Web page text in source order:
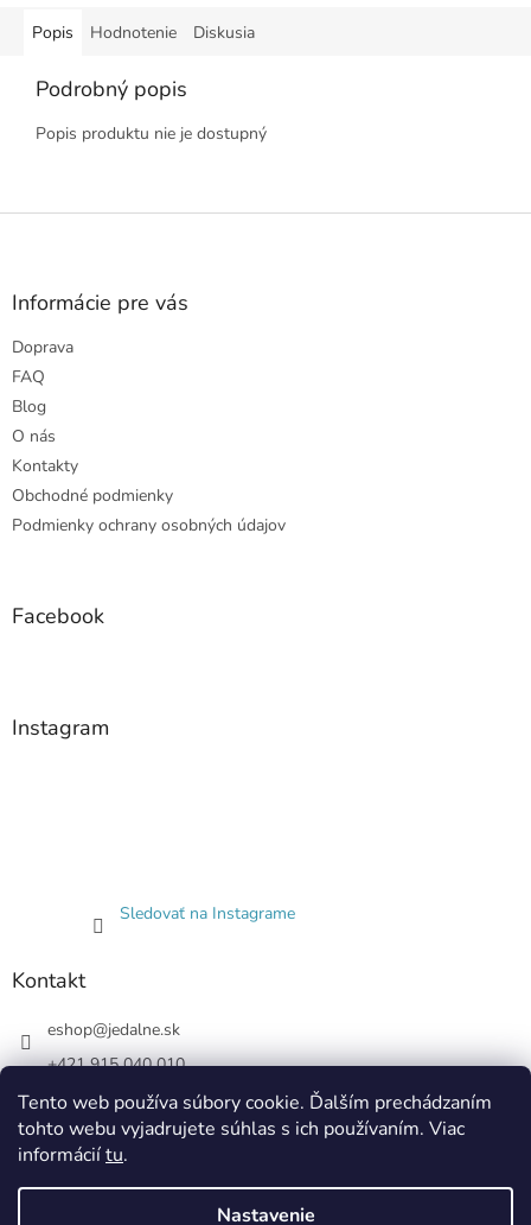
Tento web používa súbory cookie. Ďalším prechádzaním
tohto webu vyjadrujete súhlas s ich používaním. Viac
informáciítu.
Nastavenie
Popis Hodnotenie Diskusia
Podrobný popis
Popis produktu nie je dostupný
Z
Informácie pre vás
Doprava
FAQ
Blog
O nás
Kontakty
Obchodné podmienky
Podmienky ochrany osobných údajov
Facebook
Instagram
Sledovať na Instagrame
Kontakt
eshop@jedalne.sk
+421 915 040 010
Jedalne.sk
jedalne.sk